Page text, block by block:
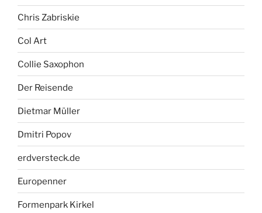
Chris Zabriskie
Col Art
Collie Saxophon
Der Reisende
Dietmar Müller
Dmitri Popov
erdversteck.de
Europenner
Formenpark Kirkel